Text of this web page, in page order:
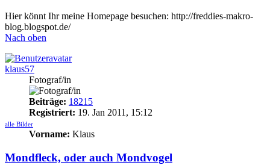
Hier könnt Ihr meine Homepage besuchen: http://freddies-makro-
blog.blogspot.de/
Nach oben
klaus57
Fotograf/in
Beiträge: 18215
Registriert: 19. Jan 2011, 15:12
alle Bilder
Vorname: Klaus
Mondfleck, oder auch Mondvogel